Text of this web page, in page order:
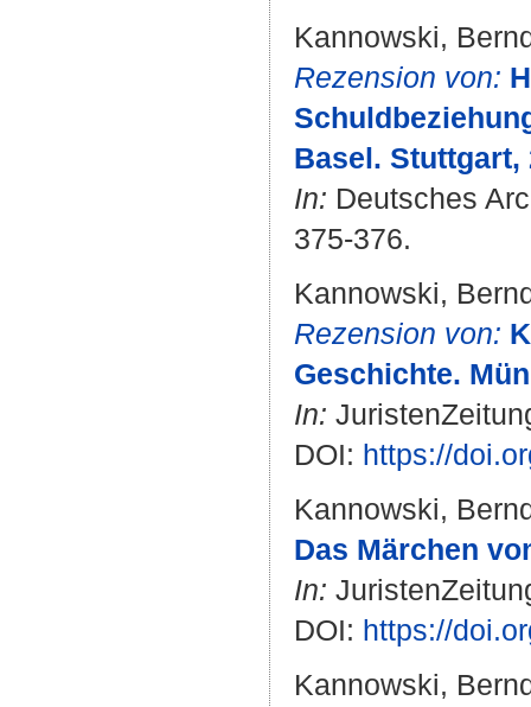
Kannowski,
Rezension von:
Basel. Stuttgart,
In: Deutsches
375-376.
Kannowski,
Rezension von:
Geschichte.
In:
DOI: https://
Kannowski,
Das Märchen
In:
DOI: https://
Kannowski,